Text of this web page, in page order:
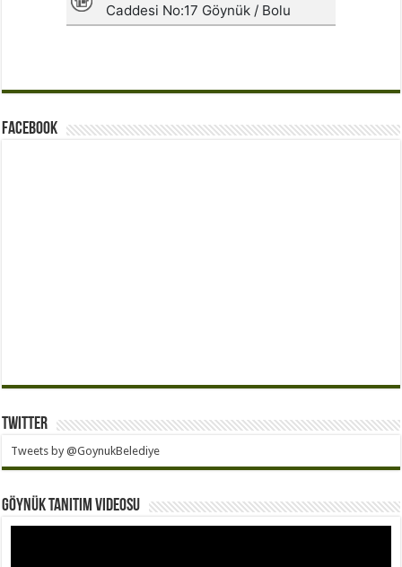
Facebook
Twitter
Tweets by @GoynukBelediye
Göynük Tanıtım Videosu